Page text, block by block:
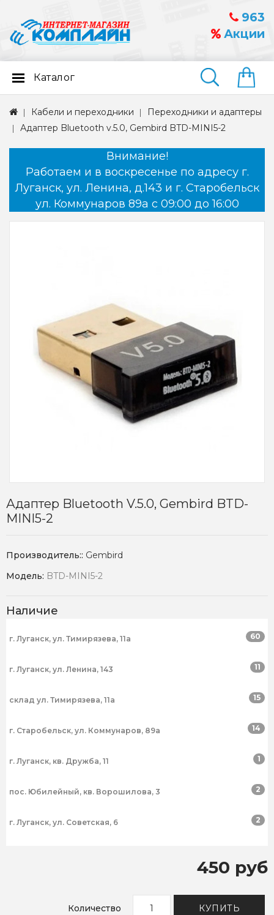
963
Акции
Найти
Каталог
Кабели и переходники
Переходники и адаптеры
Адаптер Bluetooth v.5.0, Gembird BTD-MINI5-2
Внимание!
Работаем и в воскресенье по адресу г.
Луганск, ул. Ленина, д.143 и г. Старобельск
ул. Коммунаров 89а с 09:00 до 16:00
Адаптер Bluetooth V.5.0, Gembird BTD-
MINI5-2
Производитель:: Gembird
Модель: BTD-MINI5-2
Наличие
г. Луганск, ул. Тимирязева, 11а 60
г. Луганск, ул. Ленина, 143 11
склад ул. Тимирязева, 11а 15
г. Старобельск, ул. Коммунаров, 89а 14
г. Луганск, кв. Дружба, 11 1
пос. Юбилейный, кв. Ворошилова, 3 2
г. Луганск, ул. Советская, 6 2
450 руб
Количество КУПИТЬ